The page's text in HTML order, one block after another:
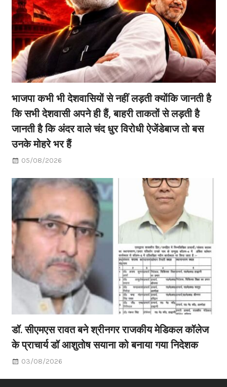
भाजपा कभी भी देशवासियों से नहीं लड़ती क्योंकि जानती है
कि सभी देशवासी अपने ही हैं, बाहरी ताकतों से लड़ती है
जानती है कि अंदर वाले चंद धुर विरोधी ऐजेंडेबाज तो बस
उनके मोहरे भर हैं
05/08/2026
डॉ. सीएमएस रावत बने श्रीनगर राजकीय मेडिकल कॉलेज
के प्राचार्य डॉ आशुतोष सयाना को बनाया गया निदेशक
03/08/2026